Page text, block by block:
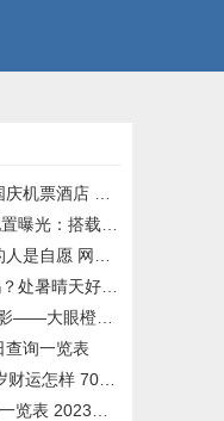
看到价格差点晕倒
8200 芯片， 12GB 内存
友：这就是人性
天好还是下雨好？
Pro它终于来了
查询一览表
70年属狗51岁财运
2月开工大吉日子